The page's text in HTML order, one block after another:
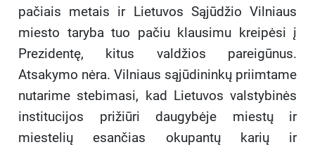
pačiais metais ir Lietuvos Sąjūdžio Vilniaus
miesto taryba tuo pačiu klausimu kreipėsi į
Prezidentę, kitus valdžios pareigūnus.
Atsakymo nėra. Vilniaus sąjūdininkų priimtame
nutarime stebimasi, kad Lietuvos valstybinės
institucijos prižiūri daugybėje miestų ir
miestelių esančias okupantų karių ir